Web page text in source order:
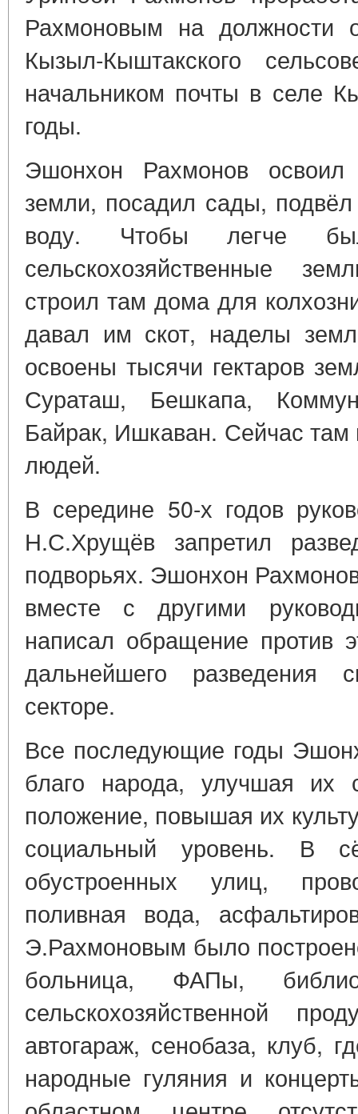
Рахмоновым на должности
Кызыл-Кыштакского
начальником почты в селе
годы.
Эшонхон Рахмонов освоил
земли, посадил сады,
воду. Чтобы легче
сельскохозяйственные
строил там дома для
давал им скот, наделы
освоены тысячи гектаров
Сураташ, Бешкапа,
Байрак, Ишкаван. Сейчас там
людей.
В середине 50-х годов
Н.С.Хрущёв запретил
подворьях. Эшонхон
вместе с другими
написал обращение против
дальнейшего разведения
секторе.
Все последующие годы
благо народа, улучшая их
положение, повышая их
социальный уровень. В
обустроенных улиц,
поливная вода,
Э.Рахмоновым было
больница, ФАПы,
сельскохозяйственной
автогараж, сенобаза, клуб,
народные гуляния и